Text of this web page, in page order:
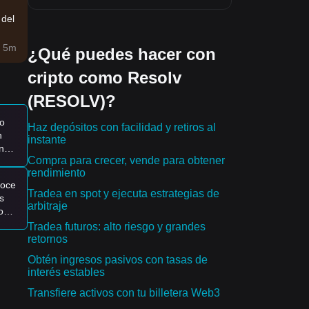
5m
¿Qué puedes hacer con
cripto como Resolv
(RESOLV)?
Haz depósitos con facilidad y retiros al
instante
Compra para crecer, vende para obtener
rendimiento
Tradea en spot y ejecuta estrategias de
arbitraje
Tradea futuros: alto riesgo y grandes
retornos
Obtén ingresos pasivos con tasas de
interés estables
Transfiere activos con tu billetera Web3